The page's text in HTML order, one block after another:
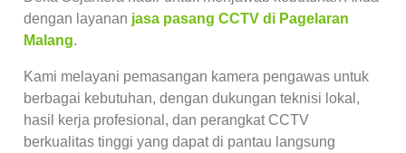
dengan layanan jasa pasang CCTV di Pagelaran
Malang.
Kami melayani pemasangan kamera pengawas untuk
berbagai kebutuhan, dengan dukungan teknisi lokal,
hasil kerja profesional, dan perangkat CCTV
berkualitas tinggi yang dapat di pantau langsung